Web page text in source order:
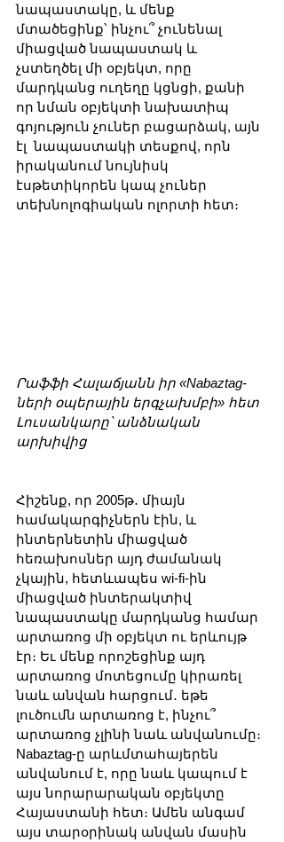
նապաստակը, և մենք
մտածեցինք՝ ինչու՞ չունենալ
միացված նապաստակ և
չստեղծել մի օբյեկտ, որը
մարդկանց ուղեղը կցնցի, քանի
որ նման օբյեկտի նախատիպ
գոյություն չուներ բացարձակ, այն
էլ  նապաստակի տեսքով, որն
իրականում նույնիսկ
էսթետիկորեն կապ չուներ
տեխնոլոգիական ոլորտի հետ։
Րաֆֆի Հալաճյանն իր «Nabaztag-
ների օպերային երգչախմբի» հետ
Լուսանկարը՝ անձնական
արխիվից
Հիշենք, որ 2005թ․ միայն
համակարգիչներն էին, և
ինտերնետին միացված
հեռախոսներ այդ ժամանակ
չկային, հետևապես wi-fi-ին
միացված ինտերակտիվ
նապաստակը մարդկանց համար
արտառոց մի օբյեկտ ու երևույթ
էր։ Եւ մենք որոշեցինք այդ
արտառոց մոտեցումը կիրառել
նաև անվան հարցում․ եթե
լուծումն արտառոց է, ինչու՞
արտառոց չլինի նաև անվանումը։
Nabaztag-ը արևմտահայերեն
անվանում է, որը նաև կապում է
այս նորարարական օբյեկտը
Հայաստանի հետ։ Ամեն անգամ
այս տարօրինակ անվան մասին